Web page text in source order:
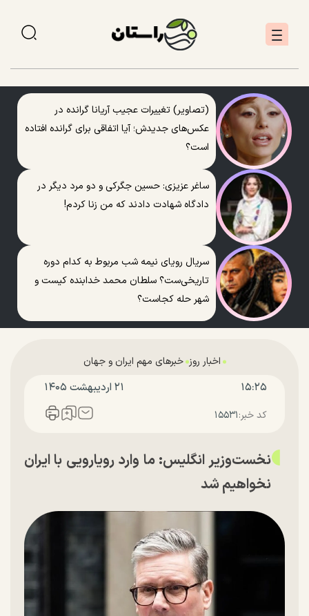
(تصاویر) تغییرات عجیب آریانا گرانده در
عکس‌های جدیدش؛ آیا اتفاقی برای گرانده افتاده
است؟
ساغر عزیزی: حسین جگرکی و دو مرد دیگر در
دادگاه شهادت دادند که من زنا کردم!
سریال رویای نیمه شب مربوط به کدام دوره
تاریخی‌ست؟ سلطان محمد خدابنده کیست و
شهر حله کجاست؟
اخبار روز خبرهای مهم ایران و جهان
۱۵:۲۵ ۲۱ ارديبهشت ۱۴۰۵
کد خبر:۱۵۵۳۱
نخست‌وزیر انگلیس: ما وارد رویارویی با ایران
نخواهیم شد